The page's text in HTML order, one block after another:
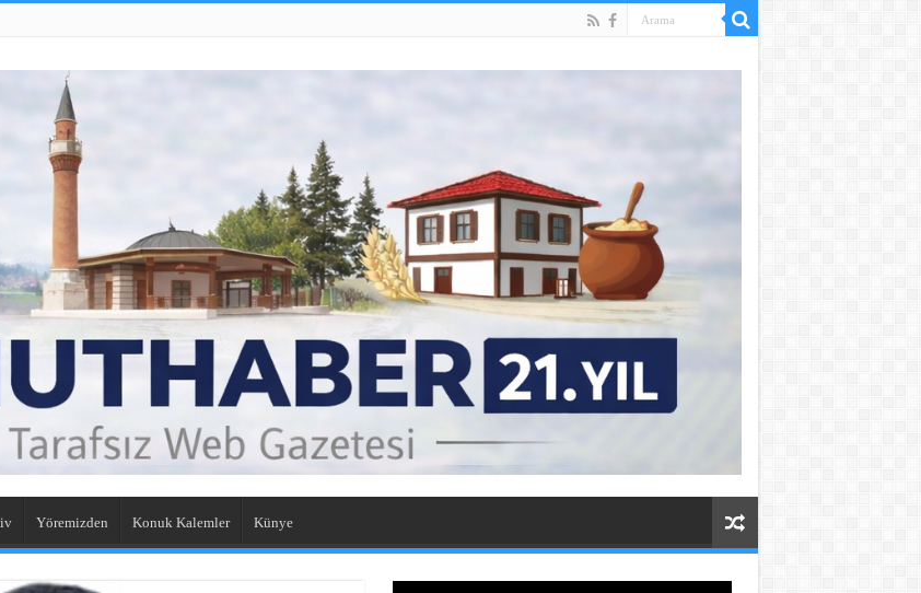
Yöremizden Konuk Kalemler Künye